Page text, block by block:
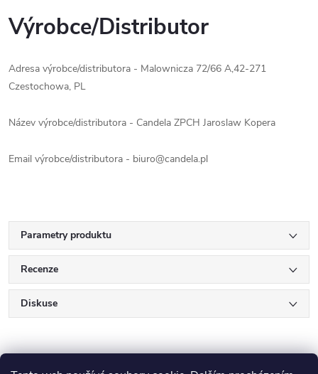
Výrobce/Distributor
Adresa výrobce/distributora - Malownicza 72/66 A,42-271
Czestochowa, PL
Název výrobce/distributora - Candela ZPCH Jaroslaw Kopera
Email výrobce/distributora - biuro@candela.pl
Parametry produktu
Recenze
Diskuse